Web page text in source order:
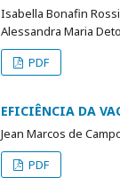
Isabella Bonafin
Alessandra Maria
PDF
EFICIÊNCIA DA
Jean Marcos de
PDF